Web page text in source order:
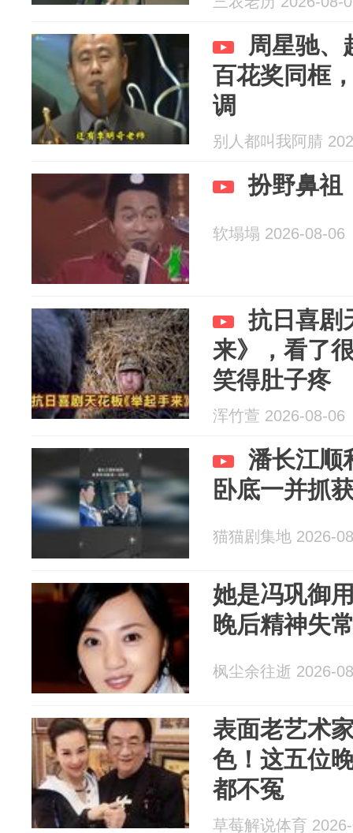
周星驰、
百花奖同框
调
别人都叫我阿腈
扮野鼻祖
软塌塌 2026-08-06
抗日喜剧
来》，看了
笑得肚子疼
浑竹萱 2026-08-06
潘长江顺
卧底一并抓
猫猫剧集地 2026-
她是冯巩御
晚后精神失
枫尘余往逝 2026-
表面老艺术
色！这五位
都不冤
草莓解说体育